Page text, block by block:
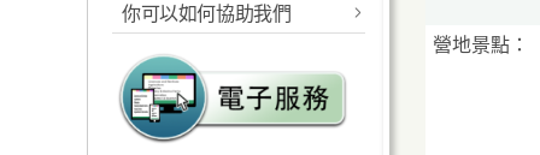
統計數字
遠足徑
遊客中心
護區
工作範圍
規則及相關法例
郊野公園准許證
海岸公園准許證
你可以如何協助我們
報告及建議
郊野公園義工計劃
營地景點：